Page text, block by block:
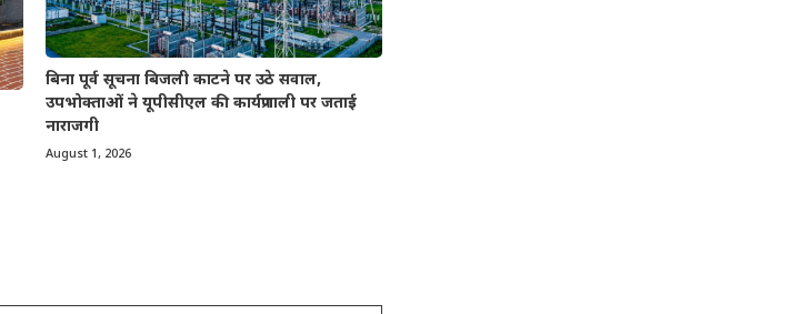
बिना पूर्व सूचना बिजली काटने पर उठे सवाल,
उपभोक्ताओं ने यूपीसीएल की कार्यप्रणाली पर जताई
नाराजगी
August 1, 2026